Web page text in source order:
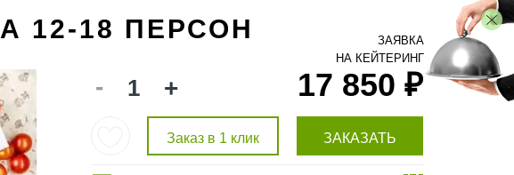
12-18 ПЕРСОН
- + 17 850 ₽
Заказ в 1 клик ЗАКАЗАТЬ
ЗАЯВКА
НА КЕЙТЕРИНГ